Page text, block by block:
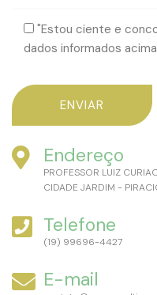
"Estou ciente e
dados informados
Endereço
PROFESSOR LUIZ
CIDADE JARDIM -
Telefone
(19) 99696-4427
E-mail